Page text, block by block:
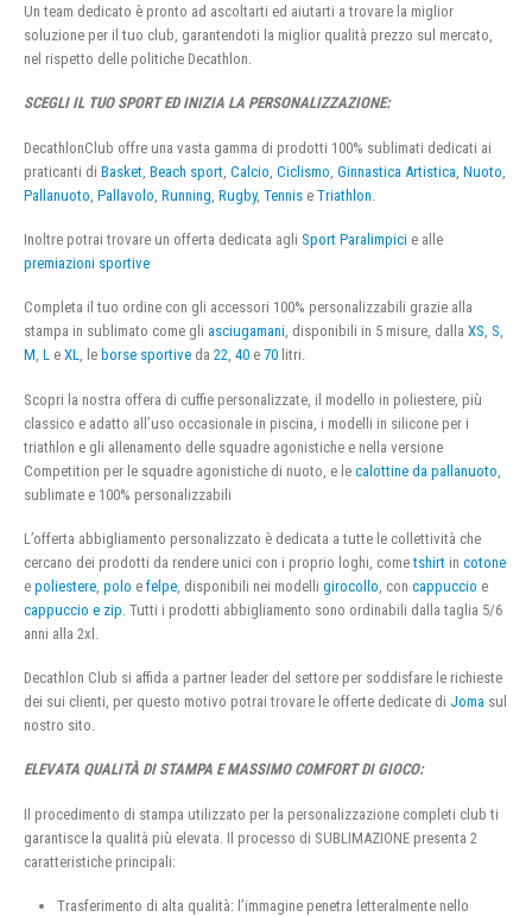
Un team dedicato è pronto ad ascoltarti ed aiutarti a trovare la miglior
soluzione per il tuo club, garantendoti la miglior qualità prezzo sul mercato,
nel rispetto delle politiche Decathlon.
SCEGLI IL TUO SPORT ED INIZIA LA PERSONALIZZAZIONE:
DecathlonClub offre una vasta gamma di prodotti 100% sublimati dedicati ai
praticanti di Basket Beach sport Calcio Ciclismo Ginnastica Artistica Nuoto
Pallanuoto Pallavolo Running Rugby, Tennis e Triathlon
Inoltre potrai trovare un offerta dedicata agli Sport Paralimpici e alle
premiazioni sportive
Completa il tuo ordine con gli accessori 100% personalizzabili grazie alla
stampa in sublimato come gli asciugamani, disponibili in 5 misure, dalla XS, S,
M, L e XL, le borse sportive da 22, 40 e 70 litri.
Scopri la nostra offera di cuffie personalizzate, il modello in poliestere, più
classico e adatto all’uso occasionale in piscina, i modelli in silicone per i
triathlon e gli allenamento delle squadre agonistiche e nella versione
Competition per le squadre agonistiche di nuoto, e le calottine da pallanuoto
sublimate e 100% personalizzabili
L’offerta abbigliamento personalizzato è dedicata a tutte le collettività che
cercano dei prodotti da rendere unici con i proprio loghi, cometshirt in cotone
e poliestere polo e felpe , disponibili nei modelli girocollo , con cappuccio e
cappuccio e zip . Tutti i prodotti abbigliamento sono ordinabili dalla taglia 5/6
anni alla 2xl.
Decathlon Club si affida a partner leader del settore per soddisfare le richieste
dei sui clienti, per questo motivo potrai trovare le offerte dedicate di Joma sul
nostro sito.
ELEVATA QUALITÀ DI STAMPA E MASSIMO COMFORT DI GIOCO:
Il procedimento di stampa utilizzato per la personalizzazione completi club ti
garantisce la qualità più elevata. Il processo di SUBLIMAZIONE presenta 2
caratteristiche principali:
Trasferimento di alta qualità: l’immagine penetra letteralmente nello